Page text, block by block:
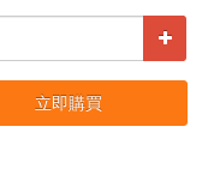
立即購買